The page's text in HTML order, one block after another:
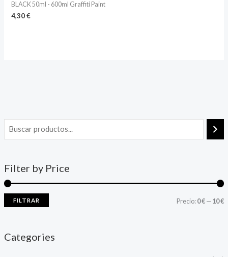
Filter by Price
FILTRAR Precio:0 €—10 €
Categories
BLACK 50ml - 600ml Graffiti Paint
4,30€